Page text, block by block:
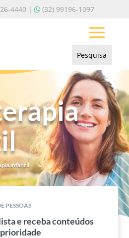
4440 | (32) 99196-1097
infantil
PESSOAS
e receba conteúdos